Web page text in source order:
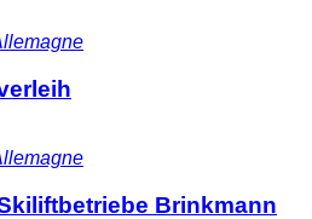
Brinkmann